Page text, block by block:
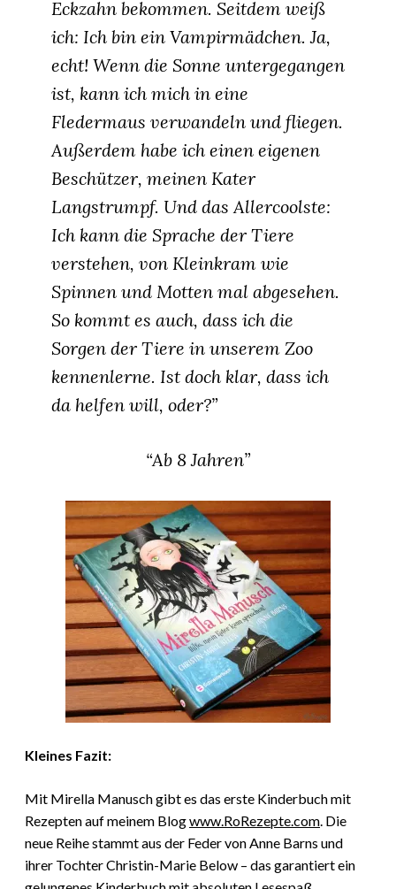
Eckzahn bekommen. Seitdem weiß
ich: Ich bin ein Vampirmädchen. Ja,
echt! Wenn die Sonne untergegangen
ist, kann ich mich in eine
Fledermaus verwandeln und fliegen.
Außerdem habe ich einen eigenen
Beschützer, meinen Kater
Langstrumpf. Und das Allercoolste:
Ich kann die Sprache der Tiere
verstehen, von Kleinkram wie
Spinnen und Motten mal abgesehen.
So kommt es auch, dass ich die
Sorgen der Tiere in unserem Zoo
kennenlerne. Ist doch klar, dass ich
da helfen will, oder?”
“Ab 8 Jahren”
Kleines Fazit:
Mit Mirella Manusch gibt es das erste Kinderbuch mit
Rezepten auf meinem Blogwww.RoRezepte.com . Die
neue Reihe stammt aus der Feder von Anne Barns und
ihrer Tochter Christin-Marie Below – das garantiert ein